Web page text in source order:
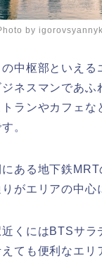
by
中枢部といえる
ネスマンであふ
ランやカフェな
。
ある地下鉄
がエリアの中心
くにはBTSサラ
ても便利なエリ